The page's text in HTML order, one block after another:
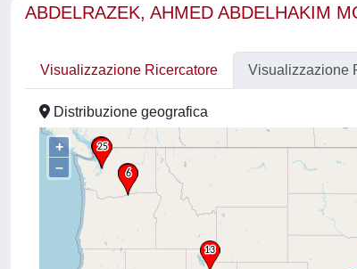
ABDELRAZEK, AHMED ABDELHAKIM
Visualizzazione Ricercatore Visualizzazione
Distribuzione geografica
+
–